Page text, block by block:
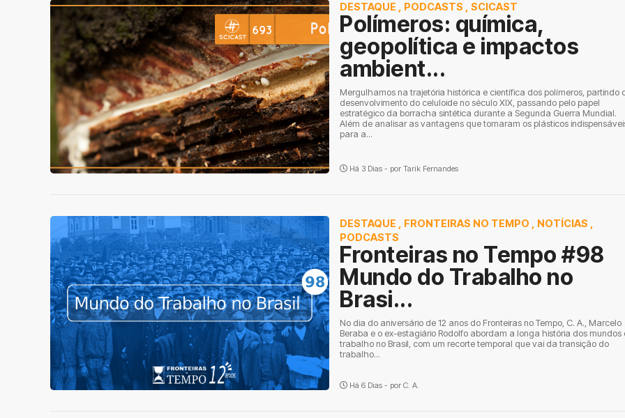
DESTAQUE PODCASTS SCICAST
Polímeros: química,
geopolítica e impactos
ambient...
Mergulhamos na trajetória histórica e científica dos polímeros, partindo
desenvolvimento do celuloide no século XIX, passando pelo papel
estratégico da borracha sintética durante a Segunda Guerra Mundial.
Além de analisar as vantagens que tornaram os plásticos
para a...
Há 3 Dias - por Tarik Fernandes
DESTAQUE FRONTEIRAS NO TEMPO NOTÍCIAS
PODCASTS
Fronteiras no Tempo #98
Mundo do Trabalho no
Brasi...
No dia do aniversário de 12 anos do Fronteiras no Tempo, C. A., Marcelo
Beraba e o ex-estagiário Rodolfo abordam a longa história dos mundos
trabalho no Brasil, com um recorte temporal que vai da transição do
trabalho...
Há 6 Dias - por C. A.